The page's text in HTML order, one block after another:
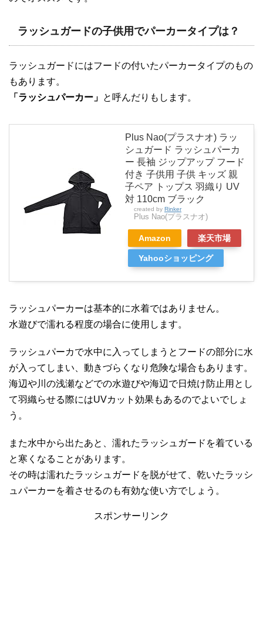
ラッシュガードの子供用でパーカータイプは？
ラッシュガードにはフードの付いたパーカータイプのもの
もあります。
「ラッシュパーカー」 と呼んだりもします。
Plus Nao(プラスナオ) ラッ
シュガード ラッシュパーカ
ー 長袖 ジップアップ フード
付き 子供用 子供 キッズ 親
子ペア トップス 羽織り UV
対 110cm ブラック
created by Rinker
Plus Nao(プラスナオ)
Amazon 楽天市場
Yahooショッピング
ラッシュパーカーは基本的に水着ではありません。
水遊びで濡れる程度の場合に使用します。
ラッシュパーカで水中に入ってしまうとフードの部分に水
が入ってしまい、動きづらくなり危険な場合もあります。
海辺や川の浅瀬などでの水遊びや海辺で日焼け防止用とし
て羽織らせる際にはUVカット効果もあるのでよいでしょ
う。
また水中から出たあと、濡れたラッシュガードを着ている
と寒くなることがあります。
その時は濡れたラッシュガードを脱がせて、乾いたラッシ
ュパーカーを着させるのも有効な使い方でしょう。
スポンサーリンク